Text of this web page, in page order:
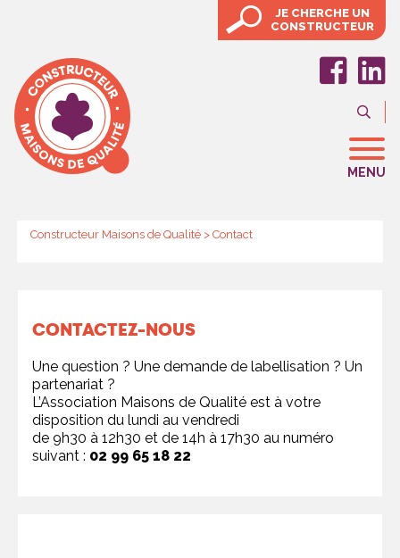
JE CHERCHE UN
CONSTRUCTEUR
MENU
Constructeur Maisons de Qualité >Contact
CONTACTEZ-NOUS
Une question ? Une demande de labellisation ? Un
partenariat ?
L’Association Maisons de Qualité est à votre
disposition du lundi au vendredi
de 9h30 à 12h30 et de 14h à 17h30 au numéro
suivant : 02 99 65 18 22